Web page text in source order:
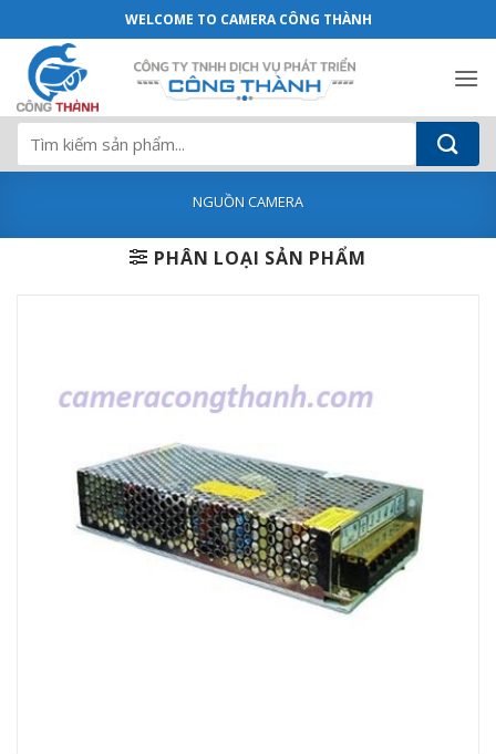
qua
dung
Nguồn PB -07 - Camera Công Thành
WELCOME TO CAMERA CÔNG THÀNH
Tìm
kiếm:
NGUỒN CAMERA
PHÂN LOẠI SẢN PHẨM